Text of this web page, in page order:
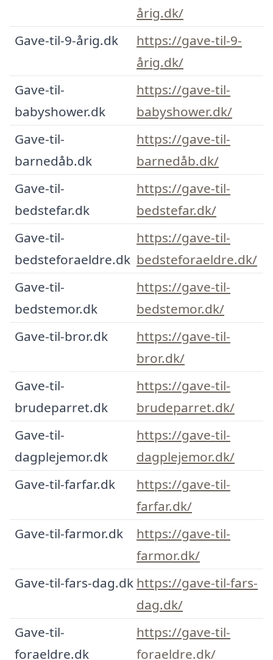
årig.dk/
Gave-til-9-årig.dk
https://gave-til-9-
årig.dk/
Gave-til-
babyshower.dk
https://gave-til-
babyshower.dk/
Gave-til-
barnedåb.dk
https://gave-til-
barnedåb.dk/
Gave-til-
bedstefar.dk
https://gave-til-
bedstefar.dk/
Gave-til-
bedsteforaeldre.dk
https://gave-til-
bedsteforaeldre.dk/
Gave-til-
bedstemor.dk
https://gave-til-
bedstemor.dk/
Gave-til-bror.dk
https://gave-til-
bror.dk/
Gave-til-
brudeparret.dk
https://gave-til-
brudeparret.dk/
Gave-til-
dagplejemor.dk
https://gave-til-
dagplejemor.dk/
Gave-til-farfar.dk
https://gave-til-
farfar.dk/
Gave-til-farmor.dk
https://gave-til-
farmor.dk/
Gave-til-fars-dag.dk https://gave-til-fars-
dag.dk/
Gave-til-
foraeldre.dk
https://gave-til-
foraeldre.dk/